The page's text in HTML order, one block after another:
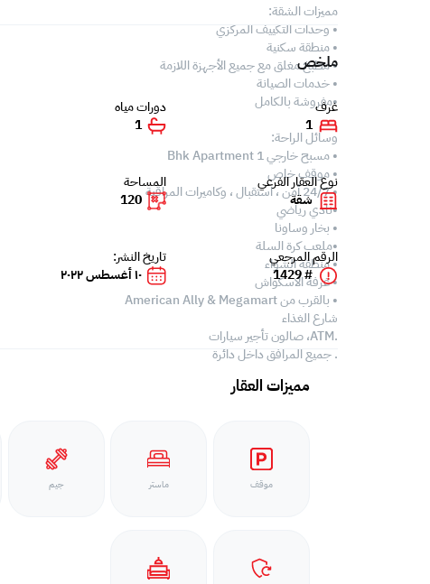
مميزات الشقة:
• وحدات التكييف المركزي
• منطقة سكنية
• مطبخ مغلق مع جميع الأجهزة اللازمة
• خدمات الصيانة
•مفروشة بالكامل
وسائل الراحة:
• مسبح خارجي 1 Bhk Apartment
• موقف خاص
• 24/7 أمن ، استقبال ، وكاميرات المراقبة
•نادي رياضي
• بخار وساونا
•ملعب كرة السلة
• منطقة الشواء
• غرفة الاسكواش
• بالقرب من American Ally & Megamart
شارع الغذاء
.ATM، صالون تأجير سيارات
. جميع المرافق داخل دائرة
ملخص
غرف
1
دورات مياه
1
نوع العقار الفرعي
شقة
المساحة
120
الرقم المرجعي
# 1429
تاريخ النشر:
١٠ أغسطس ٢٠٢٢
مميزات العقار
موقف ماستر جيم